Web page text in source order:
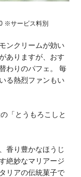
※サービス料別
ンクリームが効い
ありますが、おす
わりのパフェ。 毎
る熱烈ファンもい
「とうもろこしと
香り豊かなほうじ
絶妙なマリアージ
リアの伝統菓子で